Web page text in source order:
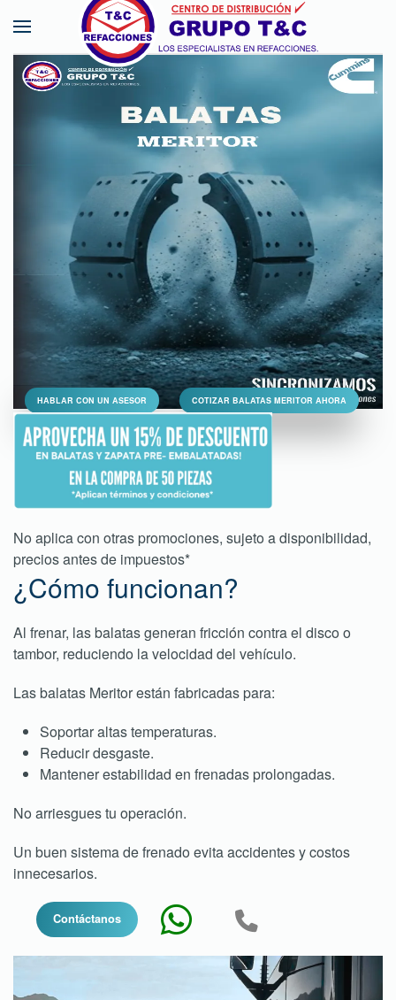
Skip to main content
HABLAR CON UN ASESOR COTIZAR BALATAS MERITOR AHORA
No aplica con otras promociones, sujeto a disponibilidad,
precios antes de impuestos*
¿Cómo funcionan?
Al frenar, las balatas generan fricción contra el disco o
tambor, reduciendo la velocidad del vehículo.
Las balatas Meritor están fabricadas para:
Soportar altas temperaturas.
Reducir desgaste.
Mantener estabilidad en frenadas prolongadas.
No arriesgues tu operación.
Un buen sistema de frenado evita accidentes y costos
innecesarios.
Contáctanos